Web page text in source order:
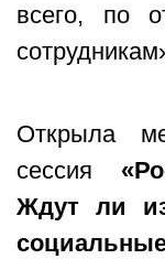
всего, по
Открыла
сессия
Ждут ли